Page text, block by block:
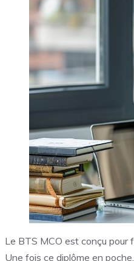
Le BTS MCO est conçu pour
Une fois ce diplôme en